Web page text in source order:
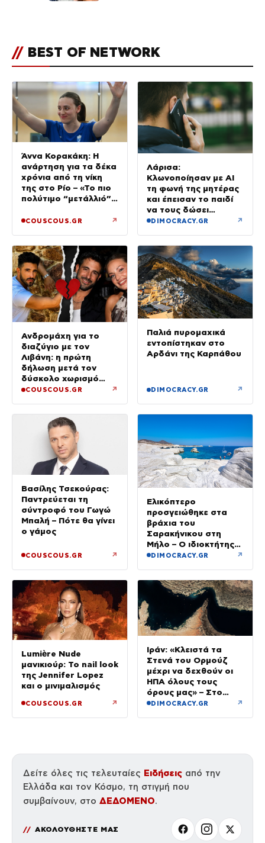
// BEST OF NETWORK
Άννα Κορακάκη: Η
ανάρτηση για τα δέκα
χρόνια από τη νίκη
της στο Ρίο – «Το πιο
πολύτιμο “μετάλλιό”
COUSCOUS.GR ↗
Λάρισα:
Κλωνοποίησαν με AI
τη φωνή της μητέρας
και έπεισαν το παιδί
να τους δώσει
χρήματα και
DIMOCRACY.GR ↗
Ανδρομάχη για το
διαζύγιο με τον
Λιβάνη: η πρώτη
δήλωση μετά τον
δύσκολο χωρισμό
«Όποιος έχει…»
COUSCOUS.GR ↗
Παλιά πυρομαχικά
εντοπίστηκαν στο
Αρδάνι της Καρπάθου
DIMOCRACY.GR ↗
Βασίλης Τσεκούρας:
Παντρεύεται τη
σύντροφό του Γωγώ
Μπαλή – Πότε θα γίνει
ο γάμος
COUSCOUS.GR ↗
Ελικόπτερο
προσγειώθηκε στα
βράχια του
Σαρακήνικου στη
Μήλο – Ο ιδιοκτήτης
κατέβηκε για μπάνιο
DIMOCRACY.GR ↗
Lumière Nude
μανικιούρ: Το nail look
της Jennifer Lopez
και ο μινιμαλισμός
COUSCOUS.GR ↗
Ιράν: «Κλειστά τα
Στενά του Ορμούζ
μέχρι να δεχθούν οι
ΗΠΑ όλους τους
όρους μας» – Στο
τραπέζι συμφωνία για
DIMOCRACY.GR ↗
Δείτε όλες τις τελευταίες Ειδήσεις από την
Ελλάδα και τον Κόσμο, τη στιγμή που
συμβαίνουν, στο ΔΕΔΟΜΕΝΟ.
ΑΚΟΛΟΥΘΗΣΤΕ ΜΑΣ